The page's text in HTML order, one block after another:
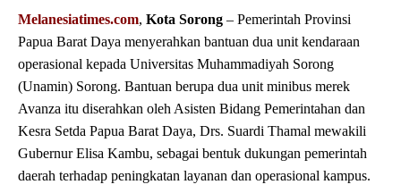
Melanesiatimes.com, Kota Sorong – Pemerintah Provinsi
Papua Barat Daya menyerahkan bantuan dua unit kendaraan
operasional kepada Universitas Muhammadiyah Sorong
(Unamin) Sorong. Bantuan berupa dua unit minibus merek
Avanza itu diserahkan oleh Asisten Bidang Pemerintahan dan
Kesra Setda Papua Barat Daya, Drs. Suardi Thamal mewakili
Gubernur Elisa Kambu, sebagai bentuk dukungan pemerintah
daerah terhadap peningkatan layanan dan operasional kampus.